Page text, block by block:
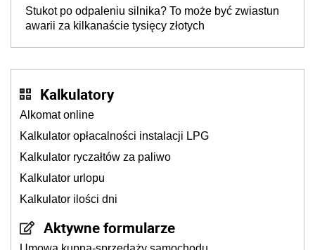
Stukot po odpaleniu silnika? To może być zwiastun
awarii za kilkanaście tysięcy złotych
Kalkulatory
Alkomat online
Kalkulator opłacalności instalacji LPG
Kalkulator ryczałtów za paliwo
Kalkulator urlopu
Kalkulator ilości dni
Aktywne formularze